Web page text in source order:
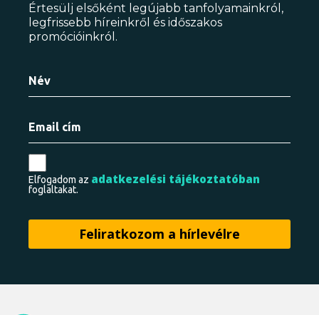
Értesülj elsőként legújabb tanfolyamainkról,
legfrissebb híreinkről és időszakos
promócióinkról.
Elfogadom az adatkezelési tájékoztatóban
foglaltakat.